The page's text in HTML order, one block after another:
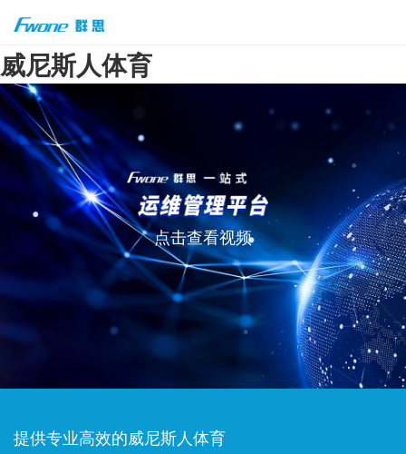
威尼斯人体育
点击查看视频
提供专业高效的威尼斯人体育